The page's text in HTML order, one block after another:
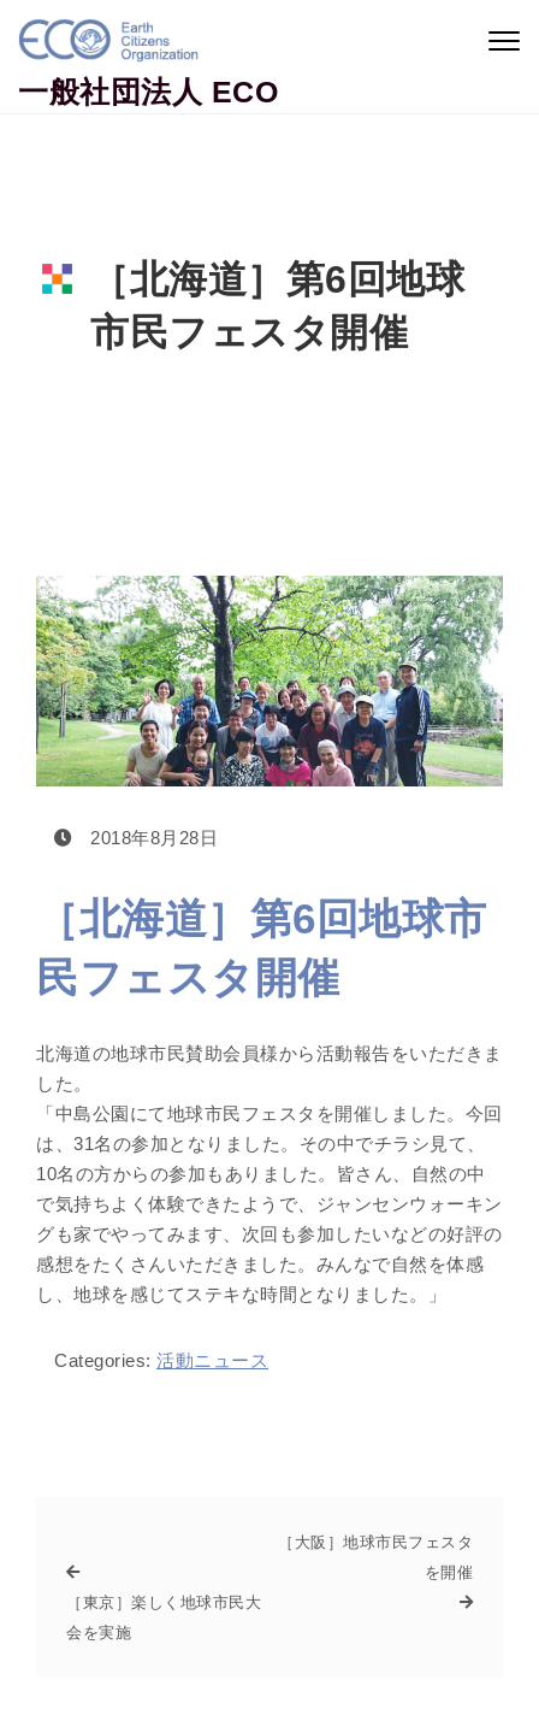
Skip to content
一般社団法人 ECO
［北海道］第6回地球
市民フェスタ開催
2018年8月28日
［北海道］第6回地球市
民フェスタ開催
北海道の地球市民賛助会員様から活動報告をいただきま
した。
「中島公園にて地球市民フェスタを開催しました。今回
は、31名の参加となりました。その中でチラシ見て、
10名の方からの参加もありました。皆さん、自然の中
で気持ちよく体験できたようで、ジャンセンウォーキン
グも家でやってみます、次回も参加したいなどの好評の
感想をたくさんいただきました。みんなで自然を体感
し、地球を感じてステキな時間となりました。」
Categories: 活動ニュース
［東京］楽しく地球市民大
会を実施
［大阪］地球市民フェスタ
を開催